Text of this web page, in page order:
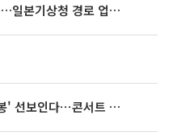
태풍 '돌핀' 오키나와 접근…일본기상청 경로 업데이트
빅뱅, 20주년 기념 '새 뱅봉' 선보인다⋯콘서트 앞두고 팝업 개최